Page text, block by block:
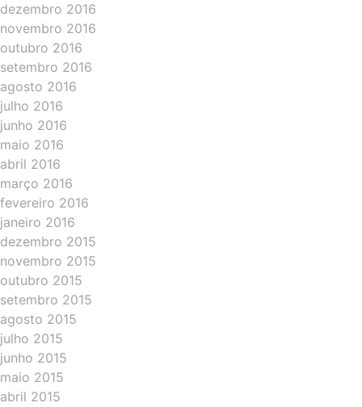
dezembro 2016
novembro 2016
outubro 2016
setembro 2016
agosto 2016
julho 2016
junho 2016
maio 2016
abril 2016
março 2016
fevereiro 2016
janeiro 2016
dezembro 2015
novembro 2015
outubro 2015
setembro 2015
agosto 2015
julho 2015
junho 2015
maio 2015
abril 2015